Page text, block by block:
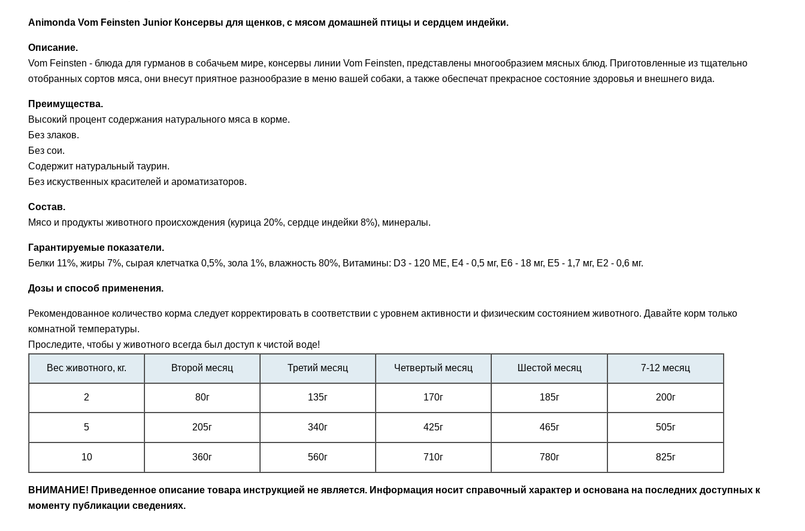
Animonda Vom Feinsten Junior Консервы для щенков, с мясом домашней птицы и сердцем индейки.
Описание.
Vom Feinsten - блюда для гурманов в собачьем мире, консервы линии Vom Feinsten, представлены многообразием мясных блюд. Приготовленные из тщательно
отобранных сортов мяса, они внесут приятное разнообразие в меню вашей собаки, а также обеспечат прекрасное состояние здоровья и внешнего вида.
Преимущества.
Высокий процент содержания натурального мяса в корме.
Без злаков.
Без сои.
Содержит натуральный таурин.
Без искуственных красителей и ароматизаторов.
Состав.
Мясо и продукты животного происхождения (курица 20%, сердце индейки 8%), минералы.
Гарантируемые показатели.
Белки 11%, жиры 7%, сырая клетчатка 0,5%, зола 1%, влажность 80%, Витамины: D3 - 120 МЕ, E4 - 0,5 мг, E6 - 18 мг, E5 - 1,7 мг, E2 - 0,6 мг.
Дозы и способ применения.
Рекомендованное количество корма следует корректировать в соответствии с уровнем активности и физическим состоянием животного. Давайте корм только
комнатной температуры.
Проследите, чтобы у животного всегда был доступ к чистой воде!
Вес животного, кг. Второй месяц Третий месяц Четвертый месяц Шестой месяц 7-12 месяц
2 80г 135г 170г 185г 200г
5 205г 340г 425г 465г 505г
10 360г 560г 710г 780г 825г
ВНИМАНИЕ! Приведенное описание товара инструкцией не является. Информация носит справочный характер и основана на последних доступных к
моменту публикации сведениях.